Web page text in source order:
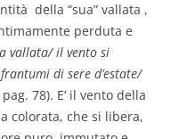
della “sua” vallata ,
perduta e
vallata/ il vento si
di sere d’estate/
pag. 78). E’ il vento della
colorata, che si libera,